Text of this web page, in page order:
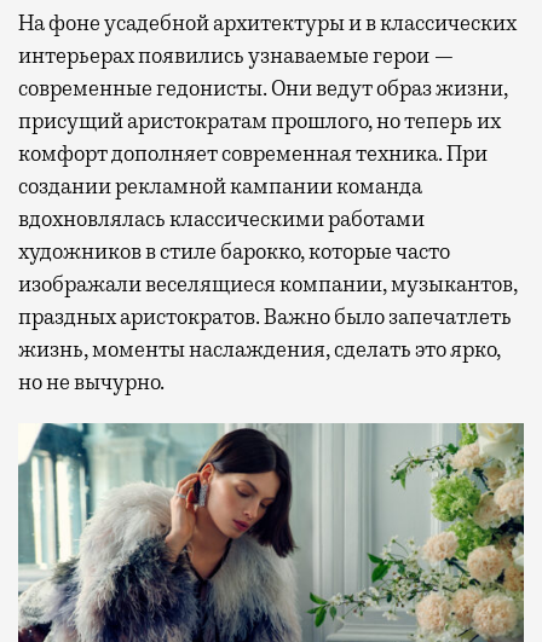
На фоне усадебной архитектуры и в классических
интерьерах появились узнаваемые герои —
современные гедонисты. Они ведут образ жизни,
присущий аристократам прошлого, но теперь их
комфорт дополняет современная техника. При
создании рекламной кампании команда
вдохновлялась классическими работами
художников в стиле барокко, которые часто
изображали веселящиеся компании, музыкантов,
праздных аристократов. Важно было запечатлеть
жизнь, моменты наслаждения, сделать это ярко,
но не вычурно.